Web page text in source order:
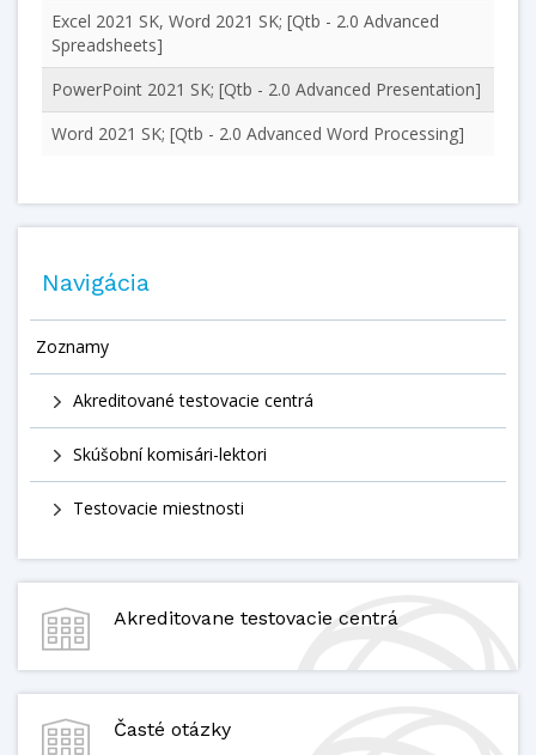
Excel 2021 SK, Word 2021 SK; [Qtb - 2.0 Advanced
Spreadsheets]
PowerPoint 2021 SK; [Qtb - 2.0 Advanced Presentation]
Word 2021 SK; [Qtb - 2.0 Advanced Word Processing]
Navigácia
Zoznamy
Akreditované testovacie centrá
Skúšobní komisári-lektori
Testovacie miestnosti
Akreditovane testovacie centrá
Časté otázky